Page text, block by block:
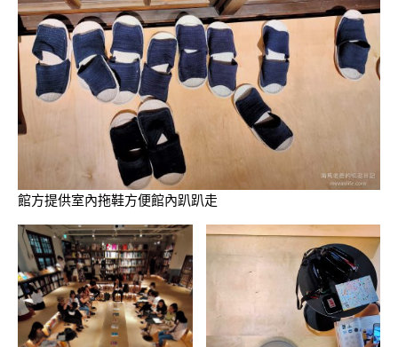
館方提供室內拖鞋方便館內趴趴走